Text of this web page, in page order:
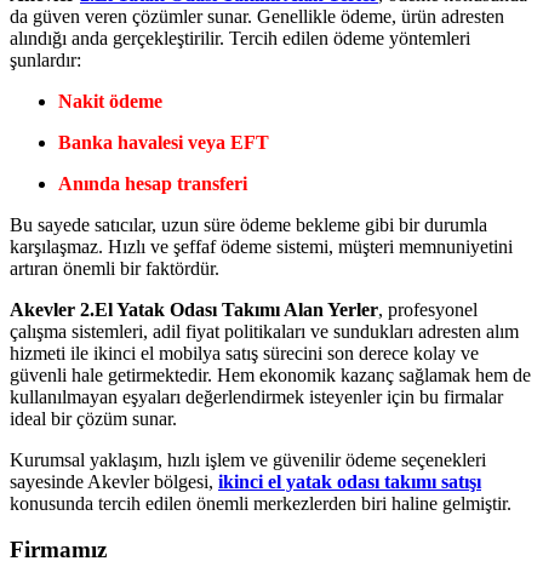
da güven veren çözümler sunar. Genellikle ödeme, ürün adresten
alındığı anda gerçekleştirilir. Tercih edilen ödeme yöntemleri
şunlardır:
Nakit ödeme
Banka havalesi veya EFT
Anında hesap transferi
Bu sayede satıcılar, uzun süre ödeme bekleme gibi bir durumla
karşılaşmaz. Hızlı ve şeffaf ödeme sistemi, müşteri memnuniyetini
artıran önemli bir faktördür.
Akevler 2.El Yatak Odası Takımı Alan Yerler, profesyonel
çalışma sistemleri, adil fiyat politikaları ve sundukları adresten alım
hizmeti ile ikinci el mobilya satış sürecini son derece kolay ve
güvenli hale getirmektedir. Hem ekonomik kazanç sağlamak hem de
kullanılmayan eşyaları değerlendirmek isteyenler için bu firmalar
ideal bir çözüm sunar.
Kurumsal yaklaşım, hızlı işlem ve güvenilir ödeme seçenekleri
sayesinde Akevler bölgesi, ikinci el yatak odası takımı satışı
konusunda tercih edilen önemli merkezlerden biri haline gelmiştir.
Firmamız